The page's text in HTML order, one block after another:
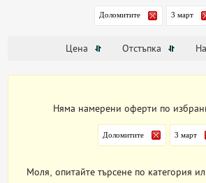
Доломитите 3 март
Цена Отстъпка
Няма намерени оферти по
Доломитите 3 март
Моля, опитайте търсене по категория